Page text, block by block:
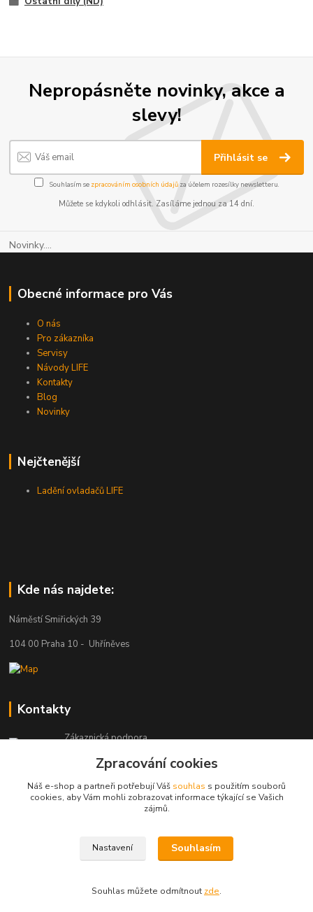
Nepropásněte novinky, akce a
slevy!
Přihlásit se
Souhlasím se zpracováním osobních údajůza účelem rozesílky newsletteru.
Můžete se kdykoli odhlásit. Zasíláme jednou za 14 dní.
Novinky....
Obecné informace pro Vás
O nás
Pro zákazníka
Servisy
Návody LIFE
Kontakty
Blog
Novinky
Nejčtenější
Ladění ovladačů LIFE
Kde nás najdete:
Náměstí Smiřických 39
104 00 Praha 10 - Uhříněves
Kontakty
Zákaznická podpora
Po-Čt: 8-16 hod., Pá: 8-12 hod.
info@pohonylife.cz
dále publikován.
Zpracování cookies
Náš e-shop a partneři potřebují Váš souhlas s použitím souborů
cookies, aby Vám mohli zobrazovat informace týkající se Vašich
zájmů.
Nastavení Souhlasím
Souhlas můžete odmítnout zde.